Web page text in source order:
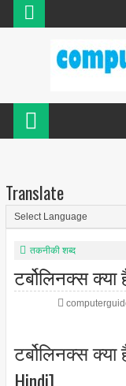
Translate
तकनीकी शब्द
टर्बोलिनक्स क्या
टर्बोलिनक्स